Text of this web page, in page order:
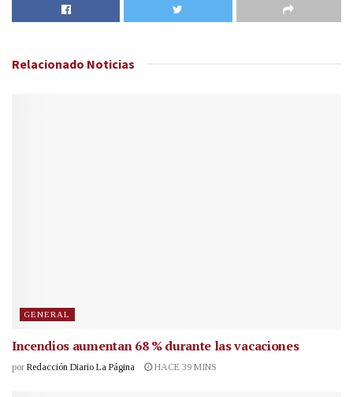
Relacionado Noticias
GENERAL
Incendios aumentan 68 % durante las vacaciones
por Redacción Diario La Página HACE 39 MINS